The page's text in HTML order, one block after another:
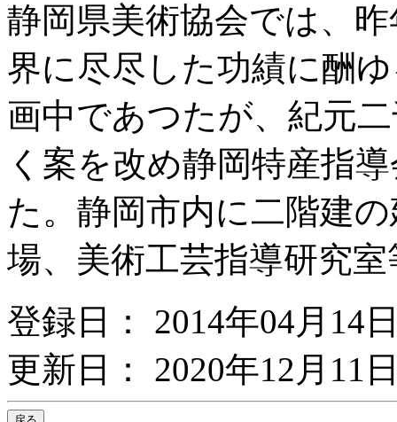
静岡県美術協会では、
界に尽尽した功績に酬
画中であつたが、紀元
く案を改め静岡特産指
た。静岡市内に二階建
場、美術工芸指導研究
登録日： 2014年04月14
更新日： 2020年12月11